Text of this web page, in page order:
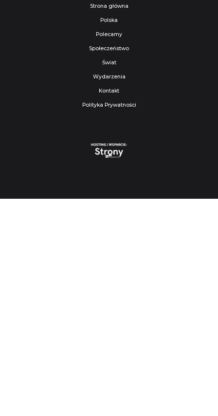
Strona główna
Polska
Polecamy
Społeczeństwo
Świat
Wydarzenia
Kontakt
Polityka Prywatności